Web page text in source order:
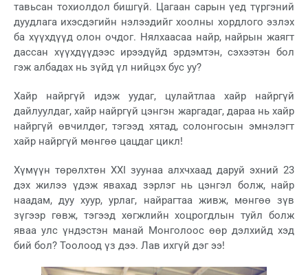
тавьсан тохиолдол бишгүй. Цагаан сарын үед түргэний
дуудлага ихэсдэгийн нэлээдийг хоолны хордлого эзлэх
ба хүүхдүүд олон очдог. Нялхаасаа найр, найрын жаягт
дассан хүүхдүүдээс ирээдүйд эрдэмтэн, сэхээтэн бол
гэж албадах нь зүйд үл нийцэх бус уу?
Хайр найргүй идэж уудаг, цулайтлаа хайр найргүй
дайлуулдаг, хайр найргүй цэнгэн жаргадаг, дараа нь хайр
найргүй өвчилдөг, тэгээд хятад, солонгосын эмнэлэгт
хайр найргүй мөнгөө цацдаг цикл!
Xүмүүн төрөлхтөн XXI зуунаа алхчхаад даруй эхний 23
дэх жилээ үдэж явахад зэрлэг нь цэнгэл болж, найр
наадам, дуу хуур, урлаг, найрагтаа живж, мөнгөө зүв
зүгээр гөвж, тэгээд хөгжлийн хоцрогдлын туйл болж
яваа улс үндэстэн манай Монголоос өөр дэлхийд хэд
бий бол? Тоолоод үз дээ. Лав ихгүй дэг ээ!